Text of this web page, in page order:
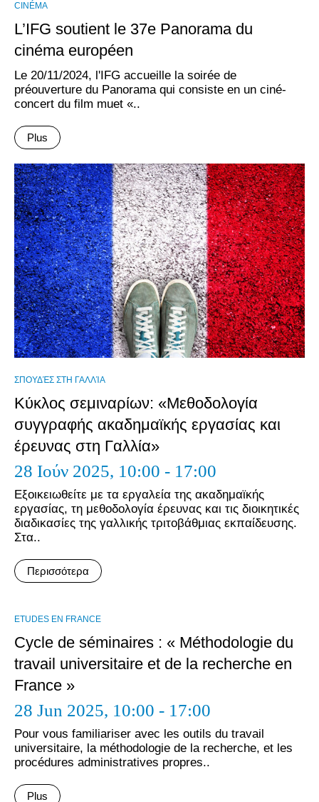
CINÉMA
L’IFG soutient le 37e Panorama du
cinéma européen
Le 20/11/2024, l'IFG accueille la soirée de
préouverture du Panorama qui consiste en un ciné-
concert du film muet «..
Plus
ΣΠΟΥΔΈΣ ΣΤΗ ΓΑΛΛΊΑ
Κύκλος σεμιναρίων: «Μεθοδολογία
συγγραφής ακαδημαϊκής εργασίας και
έρευνας στη Γαλλία»
28 Ιούν 2025, 10:00 - 17:00
Εξοικειωθείτε με τα εργαλεία της ακαδημαϊκής
εργασίας, τη μεθοδολογία έρευνας και τις διοικητικές
διαδικασίες της γαλλικής τριτοβάθμιας εκπαίδευσης.
Στα..
Περισσότερα
ΕTUDES EN FRANCE
Cycle de séminaires : « Méthodologie du
travail universitaire et de la recherche en
France »
28 Jun 2025, 10:00 - 17:00
Pour vous familiariser avec les outils du travail
universitaire, la méthodologie de la recherche, et les
procédures administratives propres..
Plus